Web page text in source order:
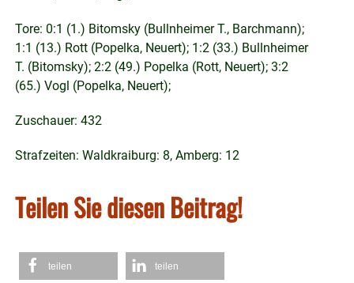
Tore: 0:1 (1.) Bitomsky (Bullnheimer T., Barchmann);
1:1 (13.) Rott (Popelka, Neuert); 1:2 (33.) Bullnheimer
T. (Bitomsky); 2:2 (49.) Popelka (Rott, Neuert); 3:2
(65.) Vogl (Popelka, Neuert);
Zuschauer: 432
Strafzeiten: Waldkraiburg: 8, Amberg: 12
Teilen Sie diesen Beitrag!
teilen teilen